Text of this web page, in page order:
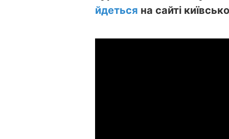
йдеться на сайті